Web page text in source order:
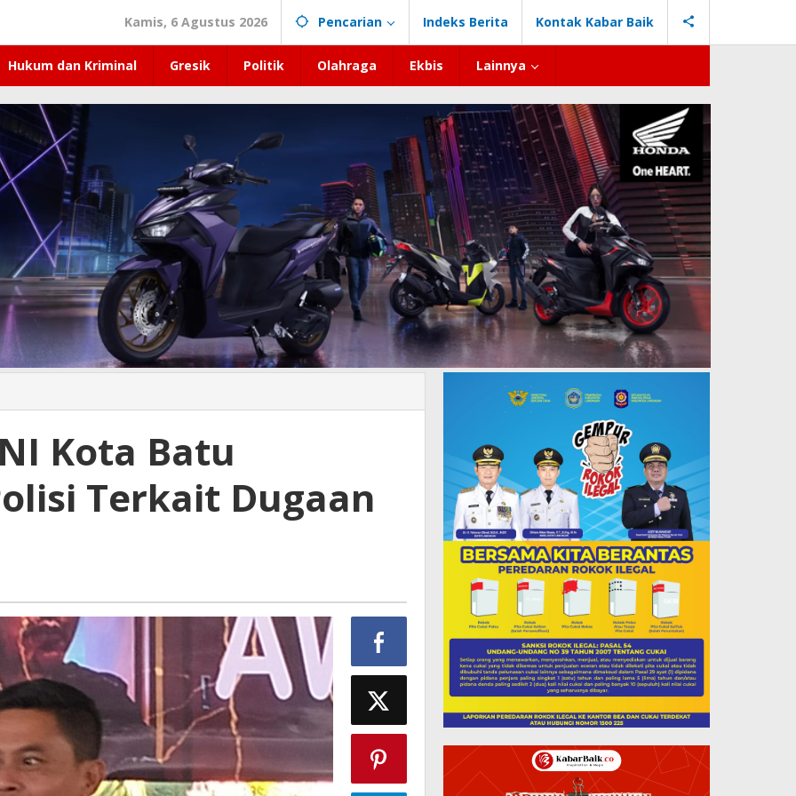
Kamis, 6 Agustus 2026 Pencarian Indeks Berita Kontak Kabar Baik
Hukum dan Kriminal Gresik Politik Olahraga Ekbis Lainnya
Kota Batu
Terkait Dugaan